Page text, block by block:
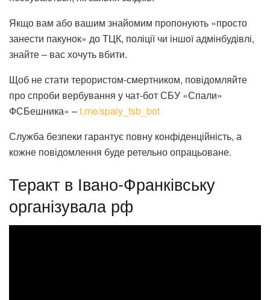
Якщо вам або вашим знайомим пропонують «просто
занести пакунок» до ТЦК, поліції чи іншої адмінбудівлі,
знайте ‒ вас хочуть вбити.
Щоб не стати терористом-смертником, повідомляйте
про спроби вербування у чат-бот СБУ «Спали»
ФСБешника» –t.me/spaly_fsb_bot
Служба безпеки гарантує повну конфіденційність, а
кожне повідомлення буде ретельно опрацьоване.
Теракт в Івано-Франківську
організувала рф